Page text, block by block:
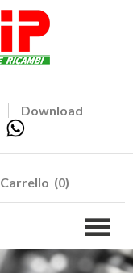
Download
Carrello (0)